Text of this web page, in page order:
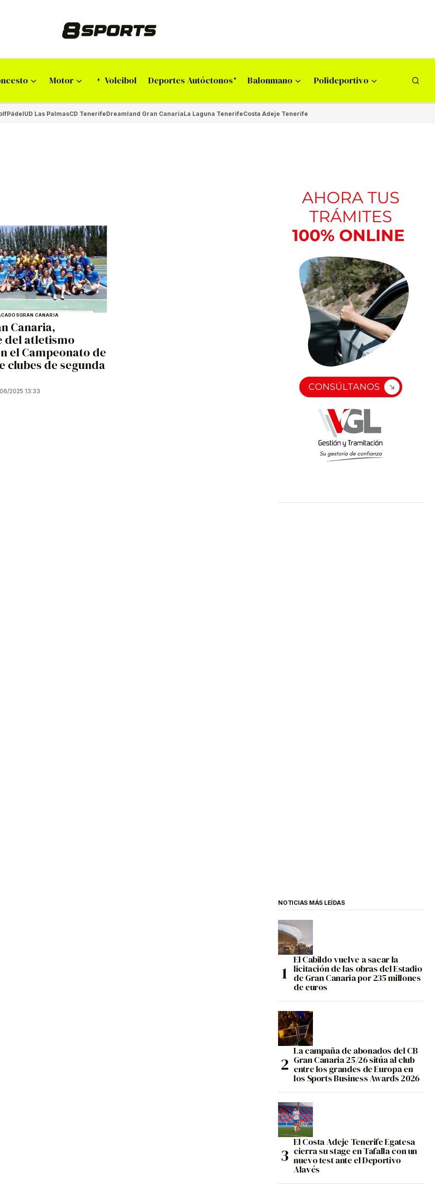
Motor Voleibol Deportes Autóctonos Balonmano Polideportivo
PádelUD Las PalmasCD TenerifeDreamland Gran CanariaLa Laguna TenerifeCosta Adeje Tenerife
GRAN CANARIA
Canaria,
del atletismo
el Campeonato de
clubes de segunda
2025 13:33
NOTICIAS MÁS LEÍDAS
El Cabildo vuelve a sacar la
licitación de las obras del Estadio
de Gran Canaria por 235 millones
de euros
La campaña de abonados del CB
Gran Canaria 25/26 sitúa al club
entre los grandes de Europa en
los Sports Business Awards 2026
El Costa Adeje Tenerife Egatesa
cierra su stage en Tafalla con un
nuevo test ante el Deportivo
Alavés